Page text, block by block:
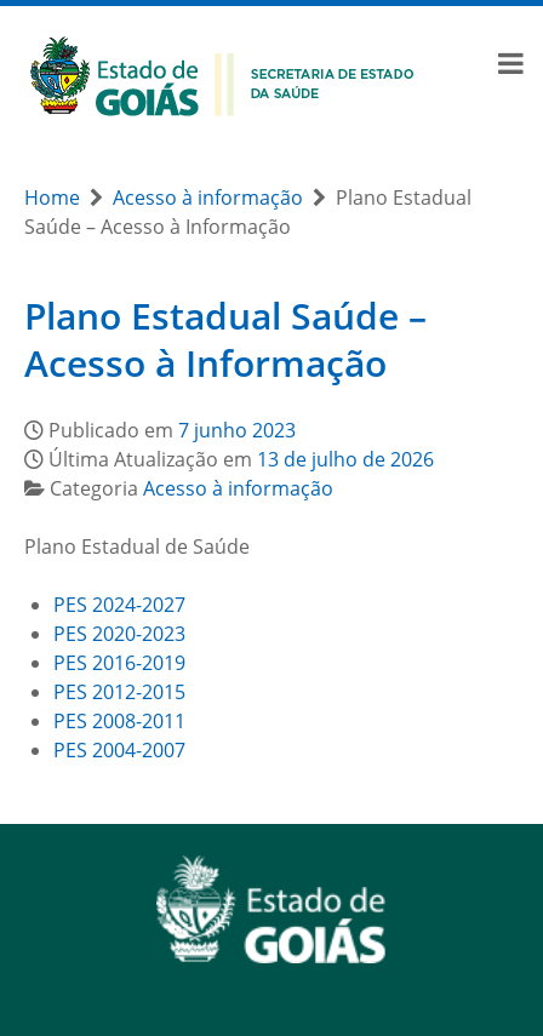
Home Acesso à informação
Plano Estadual
Saúde – Acesso à Informação
Plano Estadual Saúde –
Acesso à Informação
Publicado em 7 junho 2023
Última Atualização em 13 de julho de 2026
Categoria Acesso à informação
Plano Estadual de Saúde
PES 2024-2027
PES 2020-2023
PES 2016-2019
PES 2012-2015
PES 2008-2011
PES 2004-2007